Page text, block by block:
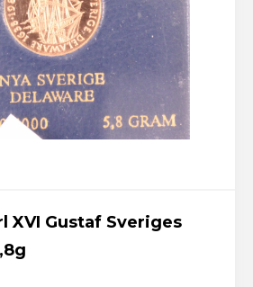
XVI Gustaf Sveriges